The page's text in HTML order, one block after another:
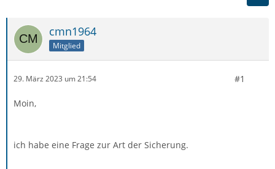
cmn1964
Mitglied
29. März 2023 um 21:54 #1
Moin,
ich habe eine Frage zur Art der Sicherung.